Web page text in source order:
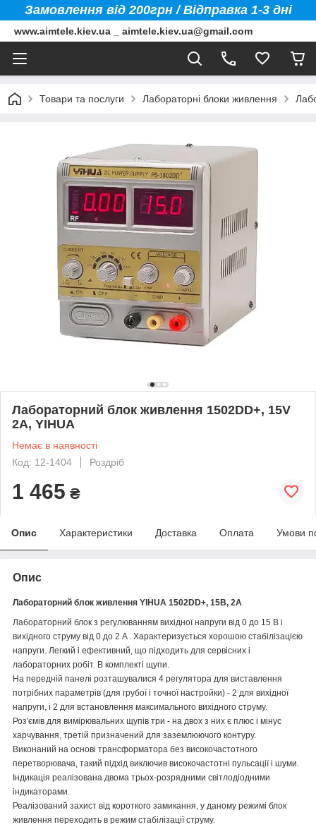
Замовлення від 200грн / Відправка 1-3 дні
www.aimtele.kiev.ua _ aimtele.kiev.ua@gmail.com
Товари та послуги Лабораторні блоки живлення
Лабораторний блок живлення 1502DD+, 15V
2A, YIHUA
Немає в наявності
Код: 12-1404
Роздріб
1 465 ₴
Опис Характеристики Доставка Оплата Умови
Опис
Лабораторний блок живлення YIHUA 1502DD+, 15B, 2A
Лабораторний блок з регулюванням вихідної напруги від 0 до 15 В і
вихідного струму від 0 до 2 A . Характеризується хорошою стабілізацією
напруги. Легкий і ефективний, що підходить для сервісних і
лабораторних робіт. В комплекті щупи.
На передній панелі розташувалися 4 регулятора для виставлення
потрібних параметрів (для грубої і точної настройки) - 2 для вихідної
напруги, і 2 для встановлення максимального вихідного струму.
Роз'ємів для вимірювальних щупів три - на двох з них є плюс і мінус
харчування, третій призначений для заземлюючого контуру.
Виконаний на основі трансформатора без високочастотного
перетворювача, такий підхід виключив високочастотні пульсації і шуми.
Індикація реалізована двома трьох-розрядними світлодіодними
індикаторами.
Реалізований захист від короткого замикання, у даному режимі блок
живлення переходить в режим стабілізації струму.